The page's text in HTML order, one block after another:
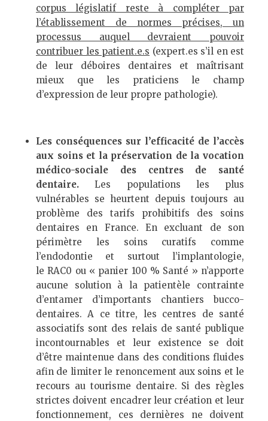
corpus législatif reste à compléter par
l’établissement de normes précises, un
processus auquel devraient pouvoir
contribuer les patient.e.s (expert.es s’il en est
de leur déboires dentaires et maîtrisant
mieux que les praticiens le champ
d’expression de leur propre pathologie).
Les conséquences sur l’efficacité de l’accès
aux soins et la préservation de la vocation
médico-sociale des centres de santé
dentaire.Les populations les plus
vulnérables se heurtent depuis toujours au
problème des tarifs prohibitifs des soins
dentaires en France. En excluant de son
périmètre les soins curatifs comme
l’endodontie et surtout l’implantologie,
le RAC0 ou « panier 100 % Santé » n’apporte
aucune solution à la patientèle contrainte
d’entamer d’importants chantiers bucco-
dentaires. A ce titre, les centres de santé
associatifs sont des relais de santé publique
incontournables et leur existence se doit
d’être maintenue dans des conditions fluides
afin de limiter le renoncement aux soins et le
recours au tourisme dentaire. Si des règles
strictes doivent encadrer leur création et leur
fonctionnement, ces dernières ne doivent